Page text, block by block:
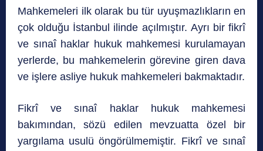
Mahkemeleri ilk olarak bu tür uyuşmazlıkların en
çok olduğu İstanbul ilinde açılmıştır. Ayrı bir fikrî
ve sınaî haklar hukuk mahkemesi kurulamayan
yerlerde, bu mahkemelerin görevine giren dava
ve işlere asliye hukuk mahkemeleri bakmaktadır.
Fikrî ve sınaî haklar hukuk mahkemesi
bakımından, sözü edilen mevzuatta özel bir
yargılama usulü öngörülmemiştir. Fikrî ve sınaî